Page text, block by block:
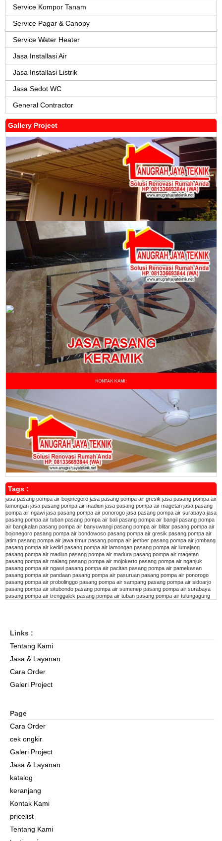
Service Kompor Tanam
Service Pagar & Canopy
Service Water Heater
Jasa Installasi Air
Jasa Installasi Listrik
Jasa Sedot WC
General Contractor
Gallery Project
Tags :
jasa pasang pompa air bojonegoro jasa pasang pompa air gresik jasa pasang pompa air
lamongan jasa pasang pompa air madiun jasa pasang pompa air magetan jasa pasang
pompa air ngawi jasa pasang pompa air ponorogo jasa pasang pompa air surabaya jasa
pasang pompa air tuban pasang pompa air bali pasang pompa air bangil pasang pompa
air bangkalan pasang pompa air banyuwangi pasang pompa air blitar pasang pompa air
bojonegoro pasang pompa air bondowoso pasang pompa air gresik pasang pompa air
jatim pasang pompa air jawa timur pasang pompa air jember pasang pompa air jombang
pasang pompa air kediri pasang pompa air lamongan pasang pompa air lumajang
pasang pompa air madiun pasang pompa air madura pasang pompa air magetan
pasang pompa air malang pasang pompa air mojokerto pasang pompa air nganjuk
pasang pompa air ngawi pasang pompa air pacitan pasang pompa air pamekasan
pasang pompa air pandaan pasang pompa air pasuruan pasang pompa air ponorogo
pasang pompa air probolinggo pasang pompa air sampang pasang pompa air sidoarjo
pasang pompa air situbondo pasang pompa air sumenep pasang pompa air surabaya
pasang pompa air trenggalek pasang pompa air tuban pasang pompa air tulungagung
Links :
Tentang Kami
Jasa & Layanan
Cara Order
Galeri Project
Page
Cara Order
cek ongkir
Galeri Project
Jasa & Layanan
katalog
keranjang
Kontak Kami
pricelist
Tentang Kami